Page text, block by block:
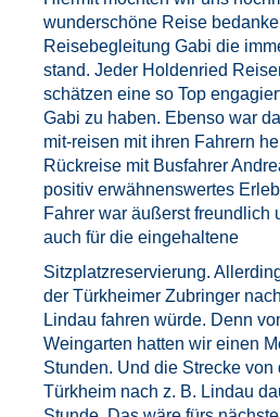
wunderschöne Reise
Reisebegleitung Gabi die
stand. Jeder Holdenried
schätzen eine so Top
Gabi zu haben. Ebenso war
mit-reisen mit ihren Fahrern
Rückreise mit Busfahrer
positiv erwähnenswertes
Fahrer war äußerst
auch für die eingehaltene
Sitzplatzreservierung.
der Türkheimer Zubringer
Lindau fahren würde. Denn
Weingarten hatten wir einen
Stunden. Und die Strecke von
Türkheim nach z. B. Lindau